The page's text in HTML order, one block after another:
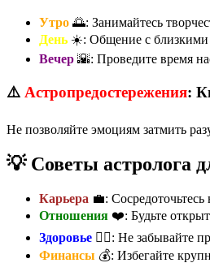
Утро 🌅: Занимайтесь
День ☀️: Общение с близкими
Вечер 🌇: Проведите время
⚠️ Астропредостережения:
Не позволяйте эмоциям затмить
💡 Советы астролога
Карьера 💼:
Отношения ❤️: Будьте
Здоровье 🏃‍♀️: Не забывайте
Финансы 💰: Избегайте